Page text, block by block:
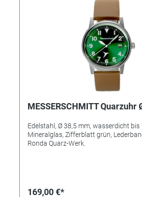
MESSERSCHMITT Quarzuhr
Edelstahl, Ø 38,5 mm, wasserdicht bis
Mineralglas, Zifferblatt grün,
Ronda Quarz-Werk.
169,00 €*